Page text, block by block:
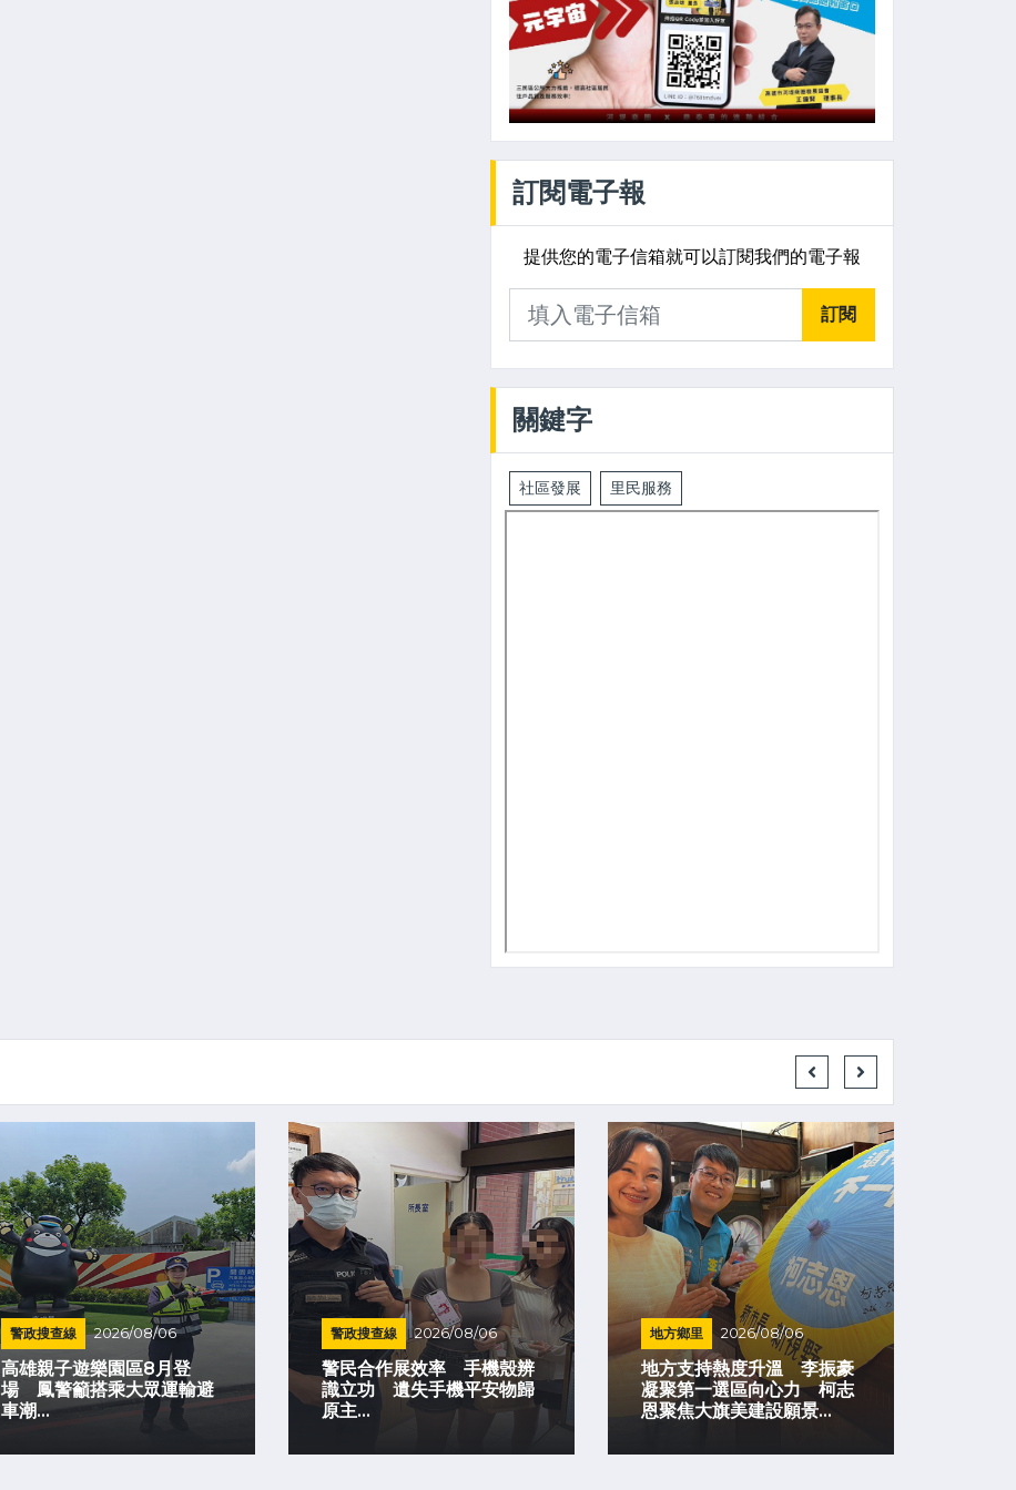
訂閱電子報
提供您的電子信箱就可以訂閱我們的電子報
訂閱
關鍵字
社區發展 里民服務
警政搜查線 2026/08/06
高雄親子遊樂園區8月登
場 鳳警籲搭乘大眾運輸避
車潮...
警政搜查線 2026/08/06
警民合作展效率 手機殼辨
識立功 遺失手機平安物歸
原主...
地方鄉里 2026/08/06
地方支持熱度升溫 李振豪
凝聚第一選區向心力 柯志
恩聚焦大旗美建設願景...